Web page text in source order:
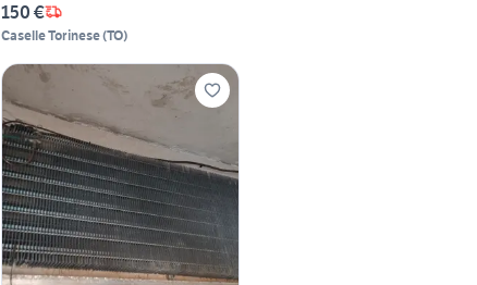
150 €
Caselle Torinese(TO)